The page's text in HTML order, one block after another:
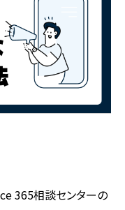
365相談センターの